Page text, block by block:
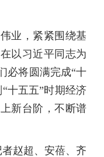
业，紧紧围绕基
以习近平同志为
必将圆满完成“十
十五五”时期经济
新台阶，不断谱
赵超、安蓓、齐